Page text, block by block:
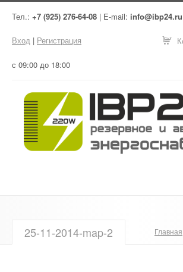
Тел.: +7 (925) 276-64-08 | E-mail: info@ibp24.ru
Вход | Регистрация
с 09:00 до 18:00
Оборудование
25-11-2014-map-2 Главная